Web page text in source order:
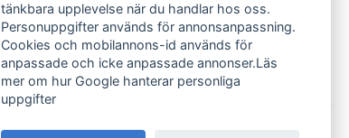
tänkbara upplevelse när du handlar hos oss.
Personuppgifter används för annonsanpassning.
Cookies och mobilannons-id används för
anpassade och icke anpassade annonser.Läs
mer om hur Google hanterar personliga
uppgifter